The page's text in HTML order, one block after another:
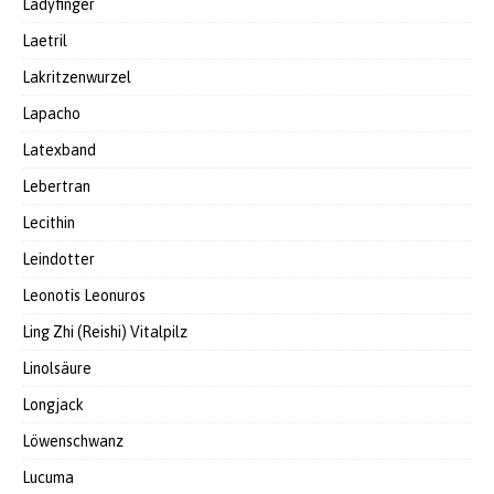
Ladyfinger
Laetril
Lakritzenwurzel
Lapacho
Latexband
Lebertran
Lecithin
Leindotter
Leonotis Leonuros
Ling Zhi (Reishi) Vitalpilz
Linolsäure
Longjack
Löwenschwanz
Lucuma